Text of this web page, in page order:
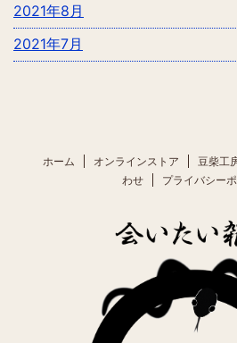
2021年8月
2021年7月
ホーム オンラインストア 豆柴工
わせ
プライバシー